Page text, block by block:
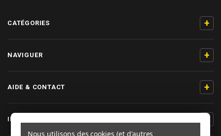
CATÉGORIES +
NAVIGUER +
AIDE & CONTACT +
INFORMATIONS PRODUIT
Nous utilisons des cookies (et d'autres